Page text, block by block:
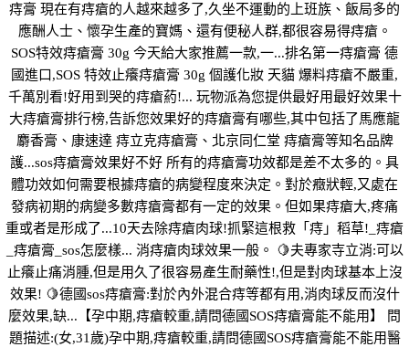
痔膏 現在有痔瘡的人越來越多了,久坐不運動的上班族、飯局多的
應酬人士、懷孕生產的寶媽、還有便秘人群,都很容易得痔瘡。
SOS特效痔瘡膏 30g 今天給大家推薦一款,一...排名第一痔瘡膏 德
國進口,SOS 特效止癢痔瘡膏 30g 個護化妝 天貓 爆料痔瘡不嚴重,
千萬別看!好用到哭的痔瘡葯!... 玩物派為您提供最好用最好效果十
大痔瘡膏排行榜,告訴您效果好的痔瘡膏有哪些,其中包括了馬應龍
麝香膏、康速達 痔立克痔瘡膏、北京同仁堂 痔瘡膏等知名品牌
護...sos痔瘡膏效果好不好 所有的痔瘡膏功效都是差不太多的。具
體功效如何需要根據痔瘡的病變程度來決定。對於癥狀輕,又處在
發病初期的病變多數痔瘡膏都有一定的效果。但如果痔瘡大,疼痛
重或者是形成了...10天去除痔瘡肉球!抓緊這根救「痔」稻草!_痔瘡
_痔瘡膏_sos怎麼樣... 消痔瘡肉球效果一般。 🍋夫專家寺立消:可以
止癢止痛消腫,但是用久了很容易產生耐藥性!,但是對肉球基本上沒
效果! 🍋德國sos痔瘡膏:對於內外混合痔等都有用,消肉球反而沒什
麼效果,缺...【孕中期,痔瘡較重,請問德國SOS痔瘡膏能不能用】 問
題描述:(女,31歲)孕中期,痔瘡較重,請問德國SOS痔瘡膏能不能用醫